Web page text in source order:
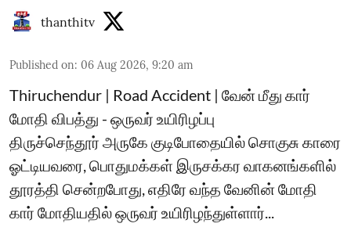
thanthitv
Published on: 06 Aug 2026, 9:20 am
Thiruchendur | Road Accident | வேன் மீது கார்
மோதி விபத்து - ஒருவர் உயிரிழப்பு
திருச்செந்தூர் அருகே குடிபோதையில் சொகுசு காரை
ஓட்டியவரை, பொதுமக்கள் இருசக்கர வாகனங்களில்
தூரத்தி சென்றபோது, எதிரே வந்த வேனின் மோதி
கார் மோதியதில் ஒருவர் உயிரிழந்துள்ளார்...